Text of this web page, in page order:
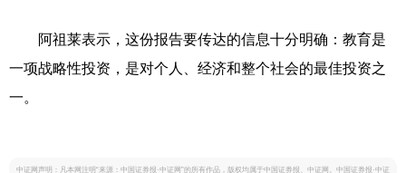
阿祖莱表示，这份报告要传达的信息十分明确：教育是
一项战略性投资，是对个人、经济和整个社会的最佳投资之
一。
中证网声明：凡本网注明“来源：中国证券报·中证网”的所有作品，版权均属于中国证券报、中证网。中国证券报·中证